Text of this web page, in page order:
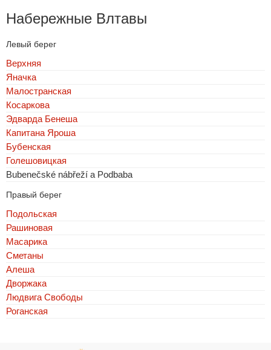
Набережные Влтавы
Левый берег
Верхняя
Яначка
Малостранская
Косаркова
Эдварда Бенеша
Капитана Яроша
Бубенская
Голешовицкая
Bubenečské nábřeží a Podbaba
Правый берег
Подольская
Рашиновая
Масарика
Сметаны
Алеша
Дворжака
Людвига Свободы
Роганская